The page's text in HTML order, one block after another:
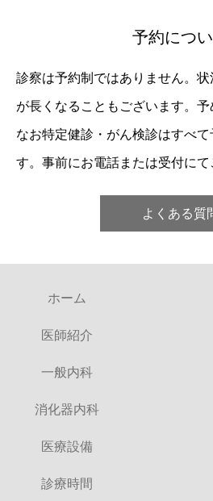
予約につ
診察は予約制ではありません。
が長くなることもございます。予
なお特定健診・がん検診はすべ
す。事前にお電話または受付にて
よくある質
ホーム
医師紹介
一般内科
消化器内科
医療設備
診療時間